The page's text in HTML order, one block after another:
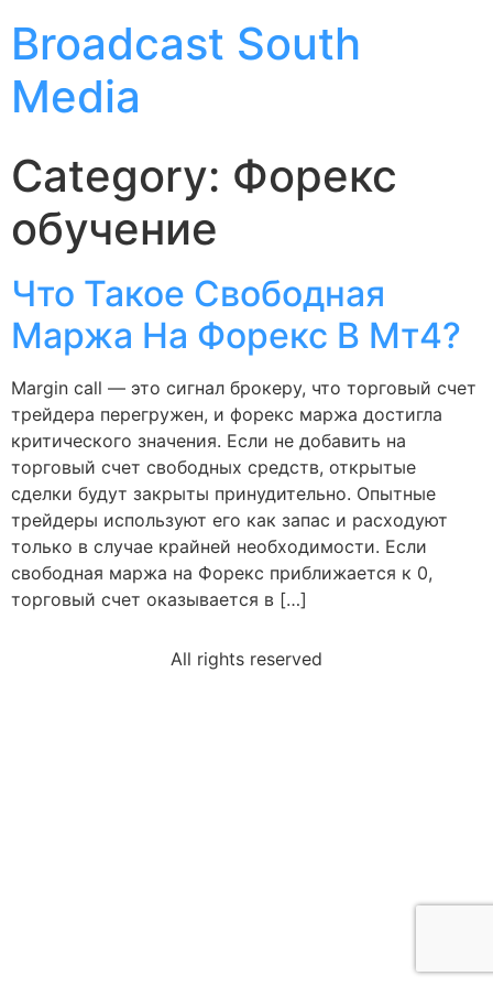
Broadcast South
Media
Category: Форекс
обучение
Что Такое Свободная
Маржа На Форекс В Мт4?
Margin call — это сигнал брокеру, что торговый счет
трейдера перегружен, и форекс маржа достигла
критического значения. Если не добавить на
торговый счет свободных средств, открытые
сделки будут закрыты принудительно. Опытные
трейдеры используют его как запас и расходуют
только в случае крайней необходимости. Если
свободная маржа на Форекс приближается к 0,
торговый счет оказывается в […]
All rights reserved